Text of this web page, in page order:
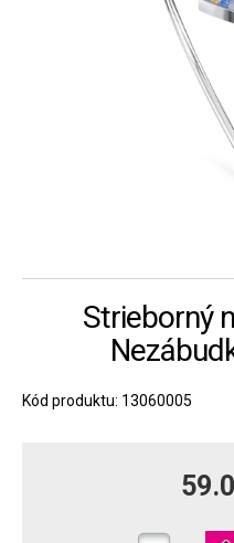
Strieborný
Kód produktu: 13060005